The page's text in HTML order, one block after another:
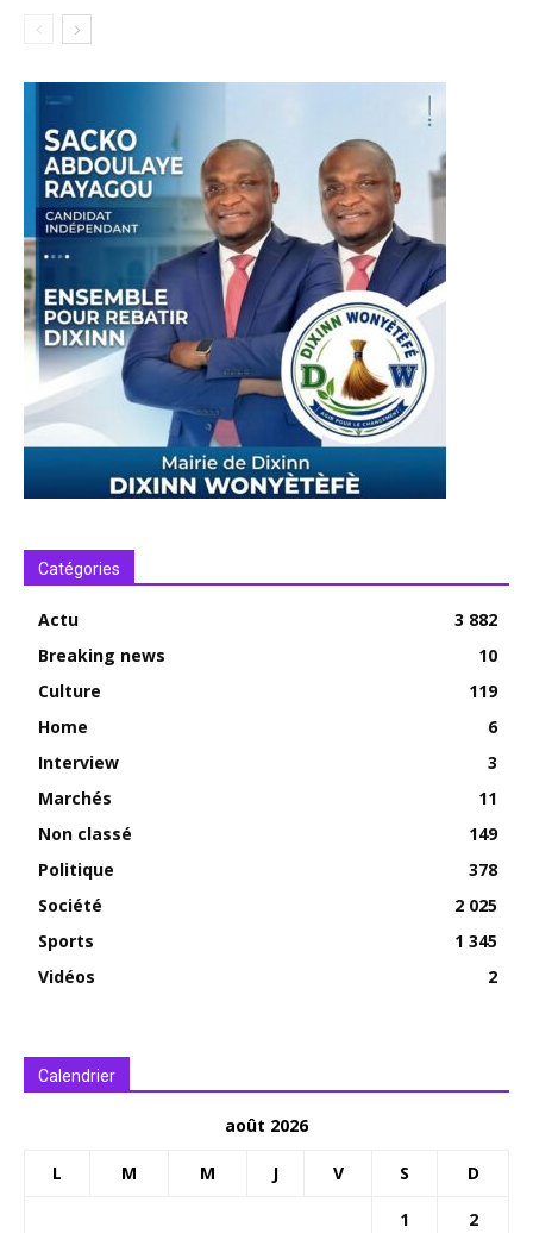
Catégories
Actu
3 882
Breaking news
10
Culture
119
Home
6
Interview
3
Marchés
11
Non classé
149
Politique
378
Société
2 025
Sports
1 345
Vidéos
2
Calendrier
août 2026
L M M J V S D
1
2